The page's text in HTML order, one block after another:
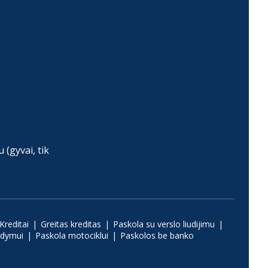
(gyvai, tik
Kreditai Greitas kreditas
Paskola su verslo liudijimu
Paskola motociklui Paskolos be banko